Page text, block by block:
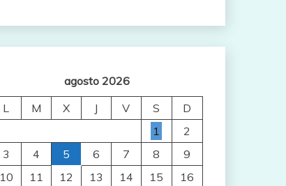
agosto 2026
L
M X J V S
D
1
2
3
4 5 6 7 8
9
10
11 12 13 14 15
16